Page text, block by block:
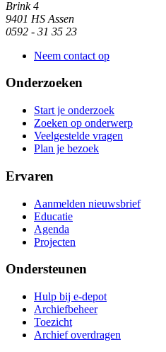
Brink 4
9401 HS Assen
0592 - 31 35 23
Neem contact op
Onderzoeken
Start je onderzoek
Zoeken op onderwerp
Veelgestelde vragen
Plan je bezoek
Ervaren
Aanmelden nieuwsbrief
Educatie
Agenda
Projecten
Ondersteunen
Hulp bij e-depot
Archiefbeheer
Toezicht
Archief overdragen